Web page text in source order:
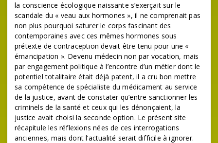
la conscience écologique naissante s’exerçait sur le
scandale du « veau aux hormones », il ne comprenait pas
non plus pourquoi saturer le corps fascinant des
contemporaines avec ces mêmes hormones sous
prétexte de contraception devait être tenu pour une «
émancipation ». Devenu médecin non par vocation, mais
par engagement politique à l’encontre d’un métier dont le
potentiel totalitaire était déjà patent, il a cru bon mettre
sa compétence de spécialiste du médicament au service
de la justice, avant de constater qu’entre sanctionner les
criminels de la santé et ceux qui les dénonçaient, la
justice avait choisi la seconde option. Le présent site
récapitule les réflexions nées de ces interrogations
anciennes, mais dont l’actualité serait difficile à ignorer.